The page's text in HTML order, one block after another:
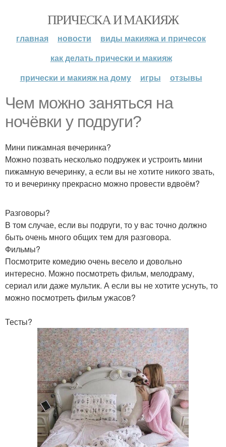
ПРИЧЕСКА И МАКИЯЖ
главная новости
виды макияжа и причесок
как делать прически и макияж
прически и макияж на дому
игры отзывы
Чем можно заняться на
ночёвки у подруги?
Мини пижамная вечеринка?
Можно позвать несколько подружек и устроить мини
пижамную вечеринку, а если вы не хотите никого звать,
то и вечеринку прекрасно можно провести вдвоём?
Разговоры?
В том случае, если вы подруги, то у вас точно должно
быть очень много общих тем для разговора.
Фильмы?
Посмотрите комедию очень весело и довольно
интересно. Можно посмотреть фильм, мелодраму,
сериал или даже мультик. А если вы не хотите уснуть, то
можно посмотреть фильм ужасов?
Тесты?